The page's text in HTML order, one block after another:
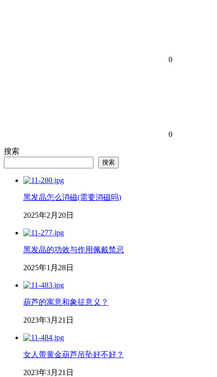
0
0
搜索
搜索
黑发晶怎么消磁(需要消磁吗)
2025年2月20日
黑发晶的功效与作用佩戴禁忌
2025年1月28日
葫芦的寓意和象征意义？
2023年3月21日
女人带黄金葫芦吊坠好不好？
2023年3月21日